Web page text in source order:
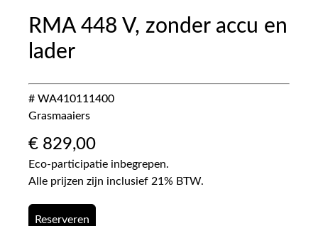
RMA 448 V, zonder accu en
lader
# WA410111400
Grasmaaiers
€ 829,00
Eco-participatie inbegrepen.
Alle prijzen zijn inclusief 21% BTW.
Reserveren